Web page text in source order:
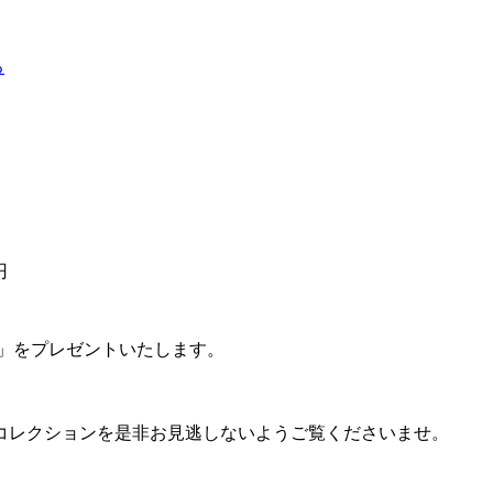
プレゼントいたします。
クションを是非お見逃しないようご覧くださいませ。